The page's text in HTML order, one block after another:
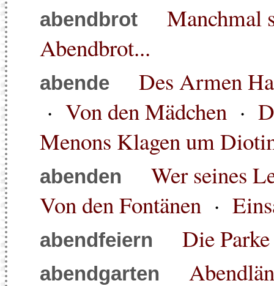
abendbrot
Manchmal
Abendbrot...
abende
Des Armen
· Von den Mädchen ·
Menons Klagen um
abenden
Wer seines
Von den Fontänen ·
abendfeiern Die Parke
abendgarten